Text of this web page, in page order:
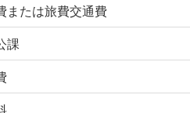
または旅費交通費
課